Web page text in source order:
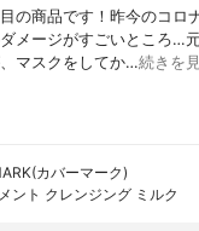
の商品です！昨今のコロ
メージがすごいところ…
マスクをしてか…続きを
カバーマーク)
ント クレンジング ミルク